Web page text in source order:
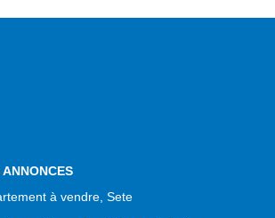
ANNONCES
à vendre, Sete